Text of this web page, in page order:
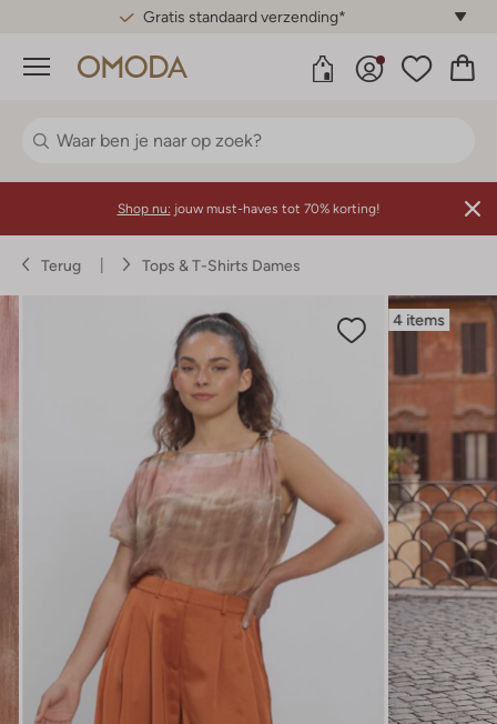
Gratis standaard verzending*
Menu
Shop nu: jouw must-haves tot 70% korting!
Terug Tops & T-Shirts Dames
4 items